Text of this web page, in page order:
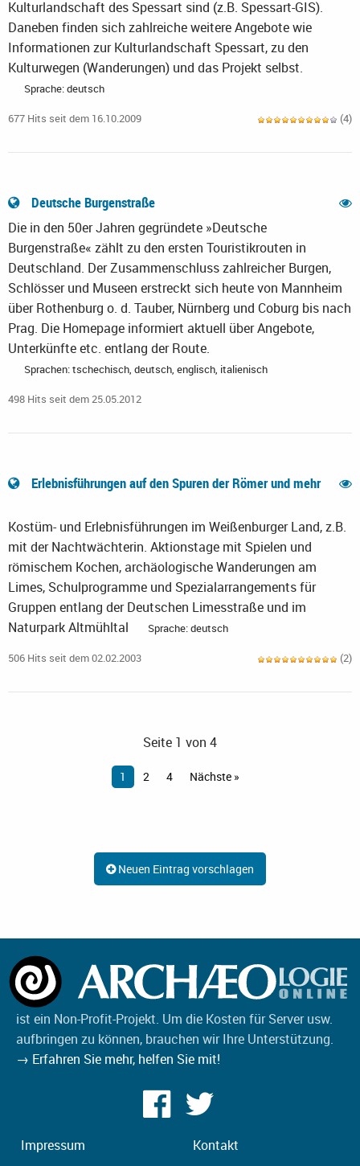
Kulturlandschaft des Spessart sind (z.B. Spessart-GIS).
Daneben finden sich zahlreiche weitere Angebote wie
Informationen zur Kulturlandschaft Spessart, zu den
Kulturwegen (Wanderungen) und das Projekt selbst.
Sprache: deutsch
677 Hits seit dem 16.10.2009 (4)
Deutsche Burgenstraße
Die in den 50er Jahren gegründete »Deutsche
Burgenstraße« zählt zu den ersten Touristikrouten in
Deutschland. Der Zusammenschluss zahlreicher Burgen,
Schlösser und Museen erstreckt sich heute von Mannheim
über Rothenburg o. d. Tauber, Nürnberg und Coburg bis nach
Prag. Die Homepage informiert aktuell über Angebote,
Unterkünfte etc. entlang der Route.
Sprachen: tschechisch, deutsch, englisch, italienisch
498 Hits seit dem 25.05.2012
Erlebnisführungen auf den Spuren der Römer und mehr
Kostüm- und Erlebnisführungen im Weißenburger Land, z.B.
mit der Nachtwächterin. Aktionstage mit Spielen und
römischem Kochen, archäologische Wanderungen am
Limes, Schulprogramme und Spezialarrangements für
Gruppen entlang der Deutschen Limesstraße und im
Naturpark Altmühltal
Sprache: deutsch
506 Hits seit dem 02.02.2003 (2)
Seite 1 von 4
1 2 4 Nächste »
Neuen Eintrag vorschlagen
ist ein Non-Profit-Projekt. Um die Kosten für Server usw.
aufbringen zu können, brauchen wir Ihre Unterstützung.
→ Erfahren Sie mehr, helfen Sie mit!
Impressum Kontakt